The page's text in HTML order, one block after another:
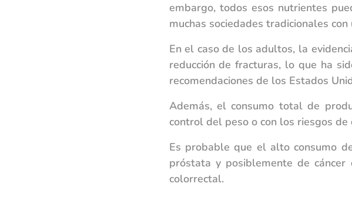
embargo, todos esos nutrientes
muchas sociedades tradicionales
En el caso de los adultos, la
reducción de fracturas, lo que ha
recomendaciones de los Estados
Además, el consumo total de
control del peso o con los riesgos
Es probable que el alto consumo
próstata y posiblemente de
colorrectal.